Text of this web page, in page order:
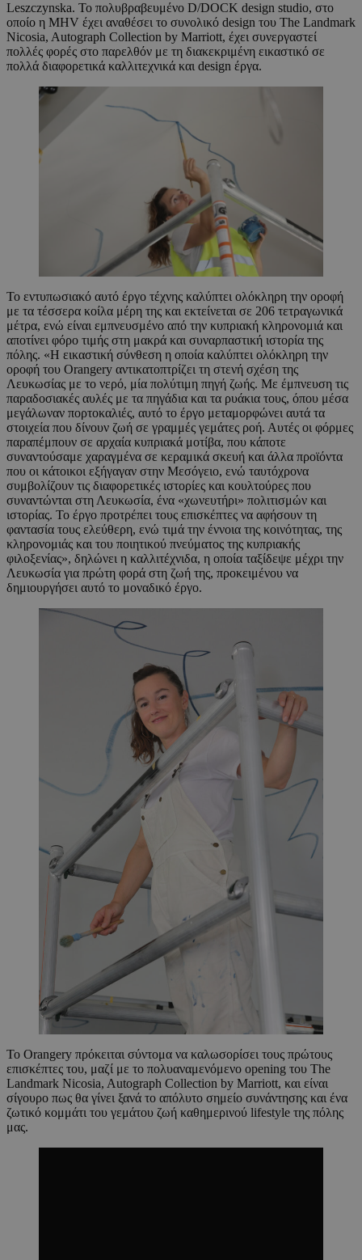
Leszczynska. Το πολυβραβευμένο D/DOCK design studio, στο
οποίο η MHV έχει αναθέσει το συνολικό design του The Landmark
Nicosia, Autograph Collection by Marriott, έχει συνεργαστεί
πολλές φορές στο παρελθόν με τη διακεκριμένη εικαστικό σε
πολλά διαφορετικά καλλιτεχνικά και design έργα.
Το εντυπωσιακό αυτό έργο τέχνης καλύπτει ολόκληρη την οροφή
με τα τέσσερα κοίλα μέρη της και εκτείνεται σε 206 τετραγωνικά
μέτρα, ενώ είναι εμπνευσμένο από την κυπριακή κληρονομιά και
αποτίνει φόρο τιμής στη μακρά και συναρπαστική ιστορία της
πόλης. «Η εικαστική σύνθεση η οποία καλύπτει ολόκληρη την
οροφή του Orangery αντικατοπτρίζει τη στενή σχέση της
Λευκωσίας με το νερό, μία πολύτιμη πηγή ζωής. Με έμπνευση τις
παραδοσιακές αυλές με τα πηγάδια και τα ρυάκια τους, όπου μέσα
μεγάλωναν πορτοκαλιές, αυτό το έργο μεταμορφώνει αυτά τα
στοιχεία που δίνουν ζωή σε γραμμές γεμάτες ροή. Αυτές οι φόρμες
παραπέμπουν σε αρχαία κυπριακά μοτίβα, που κάποτε
συναντούσαμε χαραγμένα σε κεραμικά σκευή και άλλα προϊόντα
που οι κάτοικοι εξήγαγαν στην Μεσόγειο, ενώ ταυτόχρονα
συμβολίζουν τις διαφορετικές ιστορίες και κουλτούρες που
συναντώνται στη Λευκωσία, ένα «χωνευτήρι» πολιτισμών και
ιστορίας. Το έργο προτρέπει τους επισκέπτες να αφήσουν τη
φαντασία τους ελεύθερη, ενώ τιμά την έννοια της κοινότητας, της
κληρονομιάς και του ποιητικού πνεύματος της κυπριακής
φιλοξενίας», δηλώνει η καλλιτέχνιδα, η οποία ταξίδεψε μέχρι την
Λευκωσία για πρώτη φορά στη ζωή της, προκειμένου να
δημιουργήσει αυτό το μοναδικό έργο.
Το Orangery πρόκειται σύντομα να καλωσορίσει τους πρώτους
επισκέπτες του, μαζί με το πολυαναμενόμενο opening του The
Landmark Nicosia, Autograph Collection by Marriott, και είναι
σίγουρο πως θα γίνει ξανά το απόλυτο σημείο συνάντησης και ένα
ζωτικό κομμάτι του γεμάτου ζωή καθημερινού lifestyle της πόλης
μας.